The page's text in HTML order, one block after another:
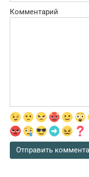
Комментарий